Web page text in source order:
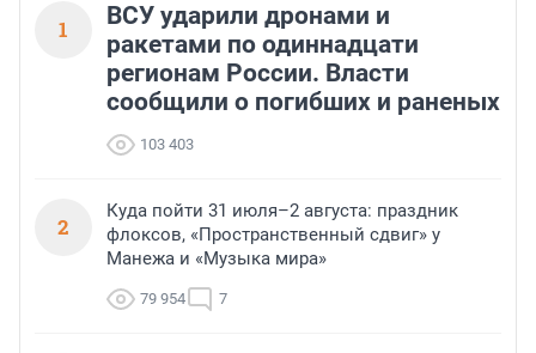
1
ВСУ ударили дронами и
ракетами по одиннадцати
регионам России. Власти
сообщили о погибших и раненых
103 403
2
Куда пойти 31 июля–2 августа: праздник
флоксов, «Пространственный сдвиг» у
Манежа и «Музыка мира»
79 954 7